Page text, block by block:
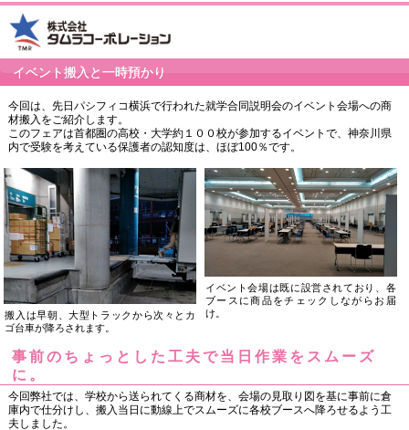
イベント搬入と一時預かり
今回は、先日パシフィコ横浜で行われた就学合同説明会のイベント会場への商
材搬入をご紹介します。
このフェアは首都圏の高校・大学約１００校が参加するイベントで、神奈川県
内で受験を考えている保護者の認知度は、ほぼ100％です。
搬入は早朝、大型トラックから次々とカ
ゴ台車が降ろされます。
イベント会場は既に設営されており、各
ブースに商品をチェックしながらお届
け。
事前のちょっとした工夫で当日作業をスムーズ
に。
今回弊社では、学校から送られてくる商材を、会場の見取り図を基に事前に倉
庫内で仕分けし、搬入当日に動線上でスムーズに各校ブースへ降ろせるよう工
夫しました。